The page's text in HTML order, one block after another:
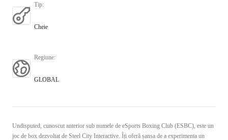
Tip:
Cheie
Regiune:
GLOBAL
Undisputed, cunoscut anterior sub numele de eSports Boxing Club (ESBC), este un
joc de box dezvoltat de Steel City Interactive. Îți oferă șansa de a experimenta un